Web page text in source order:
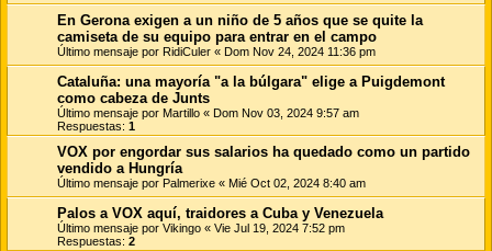
En Gerona exigen a un niño de 5 años que se quite la
camiseta de su equipo para entrar en el campo
Último mensaje por RidiCuler « Dom Nov 24, 2024 11:36 pm
Cataluña: una mayoría "a la búlgara" elige a Puigdemont
como cabeza de Junts
Último mensaje por Martillo « Dom Nov 03, 2024 9:57 am
Respuestas: 1
VOX por engordar sus salarios ha quedado como un partido
vendido a Hungría
Último mensaje por Palmerixe « Mié Oct 02, 2024 8:40 am
Palos a VOX aquí, traidores a Cuba y Venezuela
Último mensaje por Vikingo « Vie Jul 19, 2024 7:52 pm
Respuestas: 2